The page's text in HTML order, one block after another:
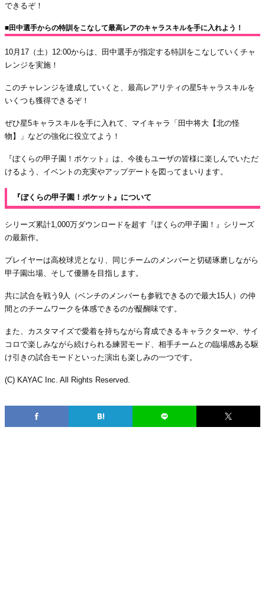
できるぞ！
■田中選手からの特訓をこなして最高レアのキャラスキルを手に入れよう！
10月17（土）12:00からは、田中選手が指定する特訓をこなしていくチャ
レンジを実施！
このチャレンジを達成していくと、最高レアリティの星5キャラスキルを
いくつも獲得できるぞ！
ぜひ星5キャラスキルを手に入れて、マイキャラ「田中将大【北の怪
物】」などの強化に役立てよう！
『ぼくらの甲子園！ポケット』は、今後もユーザの皆様に楽しんでいただ
けるよう、イベントの充実やアップデートを図ってまいります。
『ぼくらの甲子園！ポケット』について
シリーズ累計1,000万ダウンロードを超す『ぼくらの甲子園！』シリーズ
の最新作。
プレイヤーは高校球児となり、同じチームのメンバーと切磋琢磨しながら
甲子園出場、そして優勝を目指します。
共に試合を戦う9人（ベンチのメンバーも参戦できるので最大15人）の仲
間とのチームワークを体感できるのが醍醐味です。
また、カスタマイズで愛着を持ちながら育成できるキャラクターや、サイ
コロで楽しみながら続けられる練習モード、相手チームとの臨場感ある駆
け引きの試合モードといった演出も楽しみの一つです。
(C) KAYAC Inc. All Rights Reserved.